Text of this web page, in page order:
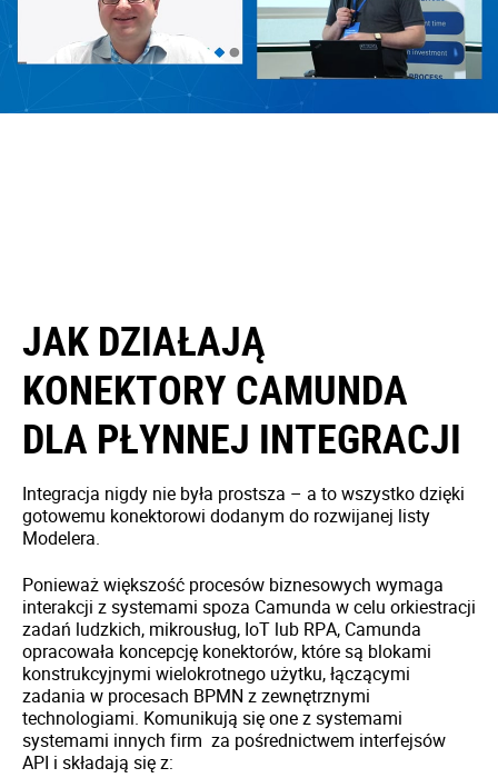
JAK DZIAŁAJĄ
KONEKTORY СAMUNDA
DLA PŁYNNEJ INTEGRACJI
Integracja nigdy nie była prostsza – a to wszystko dzięki
gotowemu konektorowi dodanym do rozwijanej listy
Modelera.
Ponieważ większość procesów biznesowych wymaga
interakcji z systemami spoza Camunda w celu orkiestracji
zadań ludzkich, mikrousług, IoT lub RPA, Camunda
opracowała koncepcję konektorów, które są blokami
konstrukcyjnymi wielokrotnego użytku, łączącymi
zadania w procesach BPMN z zewnętrznymi
technologiami. Komunikują się one z systemami
systemami innych firm za pośrednictwem interfejsów
API i składają się z: